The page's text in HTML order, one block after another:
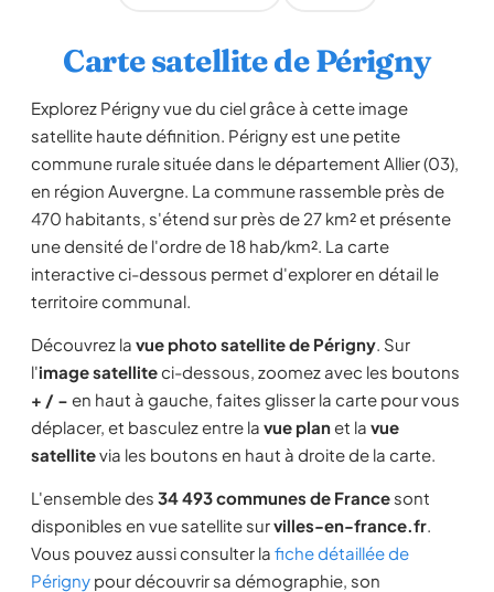
Carte satellite de Périgny
Explorez Périgny vue du ciel grâce à cette image
satellite haute définition. Périgny est une petite
commune rurale située dans le département Allier (03),
en région Auvergne. La commune rassemble près de
470 habitants, s'étend sur près de 27 km² et présente
une densité de l'ordre de 18 hab/km². La carte
interactive ci-dessous permet d'explorer en détail le
territoire communal.
Découvrez la vue photo satellite de Périgny. Sur
l'image satelliteci-dessous, zoomez avec les boutons
+ / − en haut à gauche, faites glisser la carte pour vous
déplacer, et basculez entre la vue planet la vue
satellitevia les boutons en haut à droite de la carte.
L'ensemble des 34 493 communes de France sont
disponibles en vue satellite survilles-en-france.fr.
Vous pouvez aussi consulter la fiche détaillée de
Périgny pour découvrir sa démographie, son